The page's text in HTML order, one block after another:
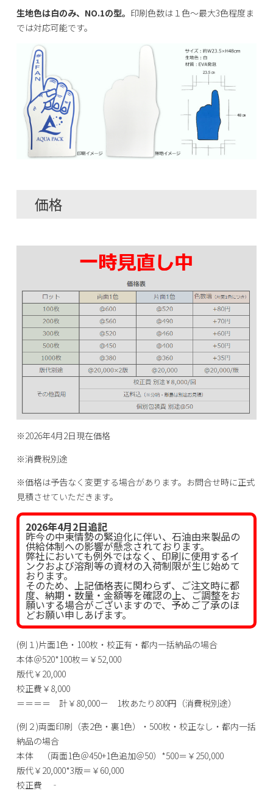
生地色は白のみ、NO.1の型。 印刷色数は１色～最大3色程度ま
では対応可能です。
価格
※2026年4月2日現在価格
※消費税別途
※価格は予告なく変更する場合があります。お問合せ時に正式
見積させていただきます。
2026年4月2日追記
昨今の中東情勢の緊迫化に伴い、石油由来製品の
供給体制への影響が懸念されております。
弊社においても例外ではなく、印刷に使用するイ
ンクおよび溶剤等の資材の入荷制限が生じ始めて
おります。
そのため、上記価格表に関わらず、ご注文時に都
度、納期・数量・金額等を確認の上、ご調整をお
願いする場合がございますので、予めご了承のほ
どお願い申しあげます。
(例１)片面1色・100枚・校正有・都内一括納品の場合
本体＠520*100枚＝￥52,000
版代￥20,000
校正費￥8,000
＝＝＝＝ 計￥80,000－ 1枚あたり800円（消費税別途）
(例２)両面印刷（表2色・裏1色）・500枚・校正なし・都内一括
納品の場合
本体 （両面1色＠450+1色追加＠50）*500＝￥250,000
版代￥20,000*3版＝￥60,000
校正費 ‐